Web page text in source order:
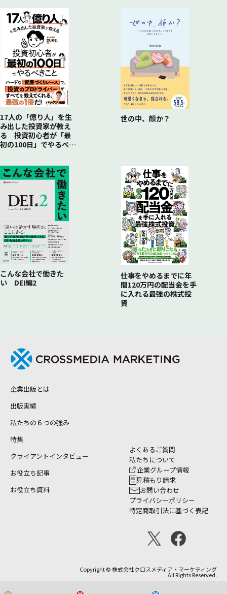
17人の「億り人」を生
み出した投資家が教え
る 投資初心者が「最
初の100日」でやるべき
世の中、顔か？
こんな会社で働きた
い DEI編2
仕事をやめるまでに年
間120万円の配当金を手
に入れる最強の株式投
資
企業出版とは
出版実績
私たちの６つの強み
特集
クライアントインタビュー
お役立ち記事
お役立ち資料
よくあるご質問
私たちについて
企業グループ情報
見積もり請求
お問い合わせ
プライバシーポリシー
特定商取引法に基づく表記
Copyright © 株式会社クロスメディア・マーケティング
All Rights Reserved.